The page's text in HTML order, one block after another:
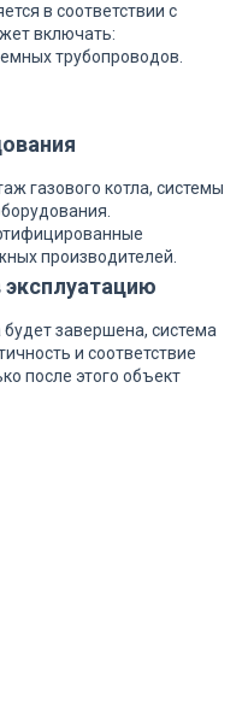
в соответствии с
включать:
трубопроводов.
газового котла, системы
производителей.
эксплуатацию
завершена, система
и соответствие
после этого объект